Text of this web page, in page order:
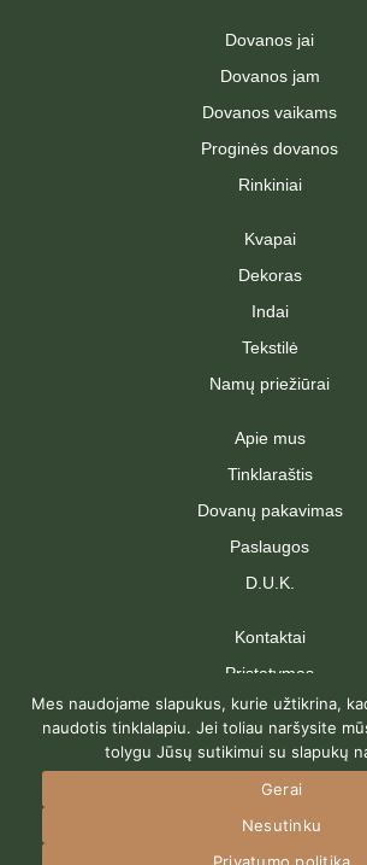
a
r
m
b
o
-
Dovanos jai
Dovanos jam
Dovanos vaikams
Proginės dovanos
Rinkiniai
Kvapai
Dekoras
Indai
Tekstilė
Namų priežiūrai
Apie mus
Tinklaraštis
Dovanų pakavimas
Paslaugos
D.U.K.
Kontaktai
Pristatymas
Grąžinimas
Pirkimo taisyklės
Privatumo politika
Mes naudojame slapukus, kurie užtikrina,
naudotis tinklalapiu. Jei toliau naršysite
tolygu Jūsų sutikimui su slapukų
Gerai
Nesutinku
Privatumo politika